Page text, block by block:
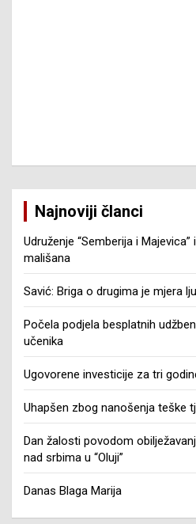
Najnoviji članci
Udruženje “Semberija i
mališana
Savić: Briga o drugima je mjera
Počela podjela besplatnih
učenika
Ugovorene investicije za tri
Uhapšen zbog nanošenja teške
Dan žalosti povodom
nad srbima u “Oluji”
Danas Blaga Marija